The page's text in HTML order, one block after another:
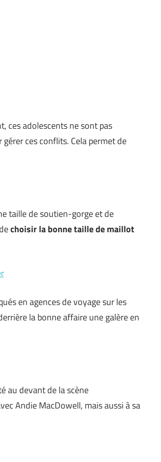
ces adolescents ne sont pas
ces conflits. Cela permet de
taille de soutien-gorge et de
choisir la bonne taille de maillot
en agences de voyage sur les
la bonne affaire une galère en
au devant de la scène
Andie MacDowell, mais aussi à sa